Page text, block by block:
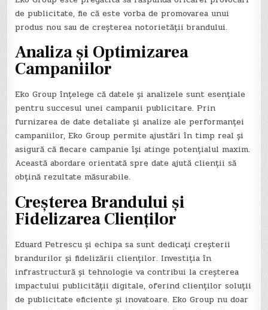
de publicitate, fie că este vorba de promovarea unui
produs nou sau de creșterea notorietății brandului.
Analiza și Optimizarea
Campaniilor
Eko Group înțelege că datele și analizele sunt esențiale
pentru succesul unei campanii publicitare. Prin
furnizarea de date detaliate și analize ale performanței
campaniilor, Eko Group permite ajustări în timp real și
asigură că fiecare campanie își atinge potențialul maxim.
Această abordare orientată spre date ajută clienții să
obțină rezultate măsurabile.
Creșterea Brandului și
Fidelizarea Clienților
Eduard Petrescu și echipa sa sunt dedicați creșterii
brandurilor și fidelizării clienților. Investiția în
infrastructură și tehnologie va contribui la creșterea
impactului publicității digitale, oferind clienților soluții
de publicitate eficiente și inovatoare. Eko Group nu doar